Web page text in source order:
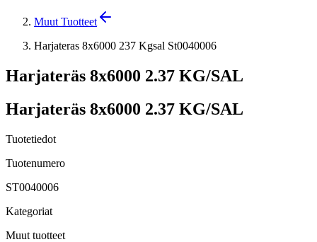
Muut Tuotteet
Harjateras 8x6000 237 Kgsal St0040006
Harjateräs 8x6000 2.37 KG/SAL
Harjateräs 8x6000 2.37 KG/SAL
Tuotetiedot
Tuotenumero
ST0040006
Kategoriat
Muut tuotteet